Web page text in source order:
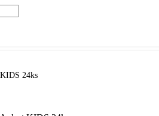
FIRST AID by FIXAplast KIDS 24ks